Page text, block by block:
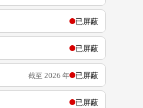
已屏蔽
已屏蔽
截至 2026 年 已屏蔽
已屏蔽